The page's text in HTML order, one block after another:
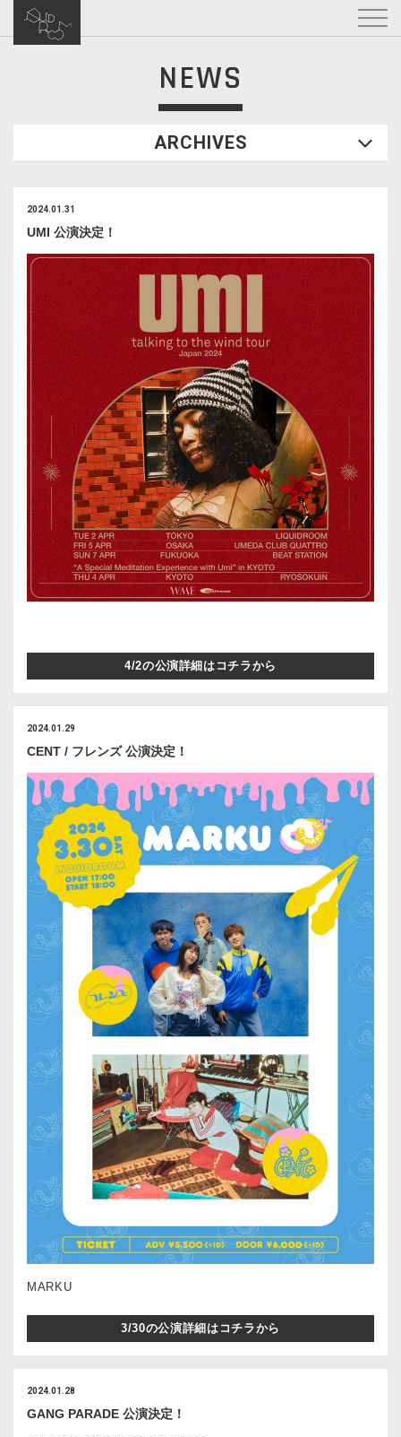
NEWS
ARCHIVES
2024.01.31
UMI 公演決定！
4/2の公演詳細はコチラから
2024.01.29
CENT / フレンズ 公演決定！
MARKU
3/30の公演詳細はコチラから
2024.01.28
GANG PARADE 公演決定！